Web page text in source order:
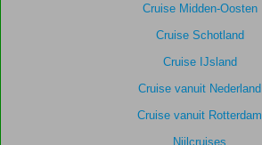
Cruise Midden-Oosten
Cruise Schotland
Cruise IJsland
Cruise vanuit Nederland
Cruise vanuit Rotterdam
Nijlcruises